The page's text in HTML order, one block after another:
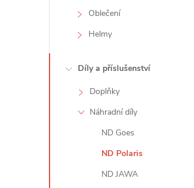
p
Oblečení
Helmy
Díly a příslušenství
Doplňky
Náhradní díly
ND Goes
ND Polaris
ND JAWA